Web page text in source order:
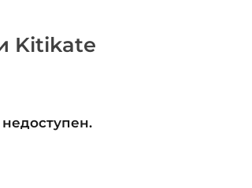
Kitikate
недоступен.